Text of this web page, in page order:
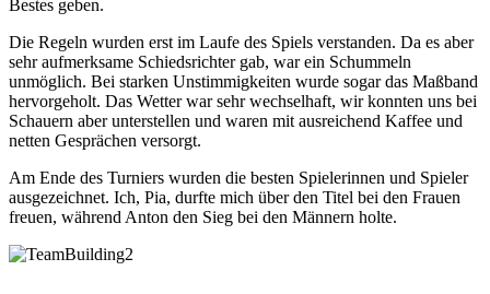
Bestes geben.
Die Regeln wurden erst im Laufe des Spiels verstanden. Da es aber
sehr aufmerksame Schiedsrichter gab, war ein Schummeln
unmöglich. Bei starken Unstimmigkeiten wurde sogar das Maßband
hervorgeholt. Das Wetter war sehr wechselhaft, wir konnten uns bei
Schauern aber unterstellen und waren mit ausreichend Kaffee und
netten Gesprächen versorgt.
Am Ende des Turniers wurden die besten Spielerinnen und Spieler
ausgezeichnet. Ich, Pia, durfte mich über den Titel bei den Frauen
freuen, während Anton den Sieg bei den Männern holte.